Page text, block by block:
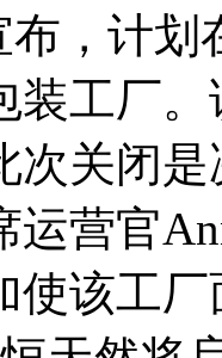
，计划
装工厂。
次关闭
营官
使该工